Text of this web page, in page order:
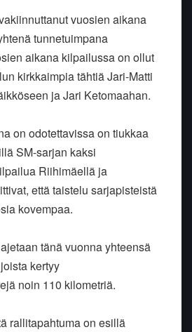
vuosien aikana
tunnetuimpana
aikana kilpailussa on ollut
kirkkaimpia tähtiä Jari-Matti
ja Jari Ketomaahan.
on odotettavissa on tiukkaa
SM-sarjan kaksi
Riihimäellä ja
että taistelu sarjapisteistä
kovempaa.
tänä vuonna yhteensä
kertyy
noin 110 kilometriä.
rallitapahtuma on esillä